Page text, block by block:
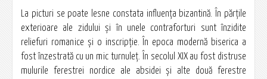
La picturi se poate lesne constata influența bizantină. În părţile
exterioare ale zidului şi în unele contraforturi sunt înzidite
reliefuri romanice şi o inscripţie. În epoca modernă biserica a
fost înzestrată cu un mic turnuleţ. În secolul XIX au fost distruse
mulurile ferestrei nordice ale absidei şi alte două ferestre